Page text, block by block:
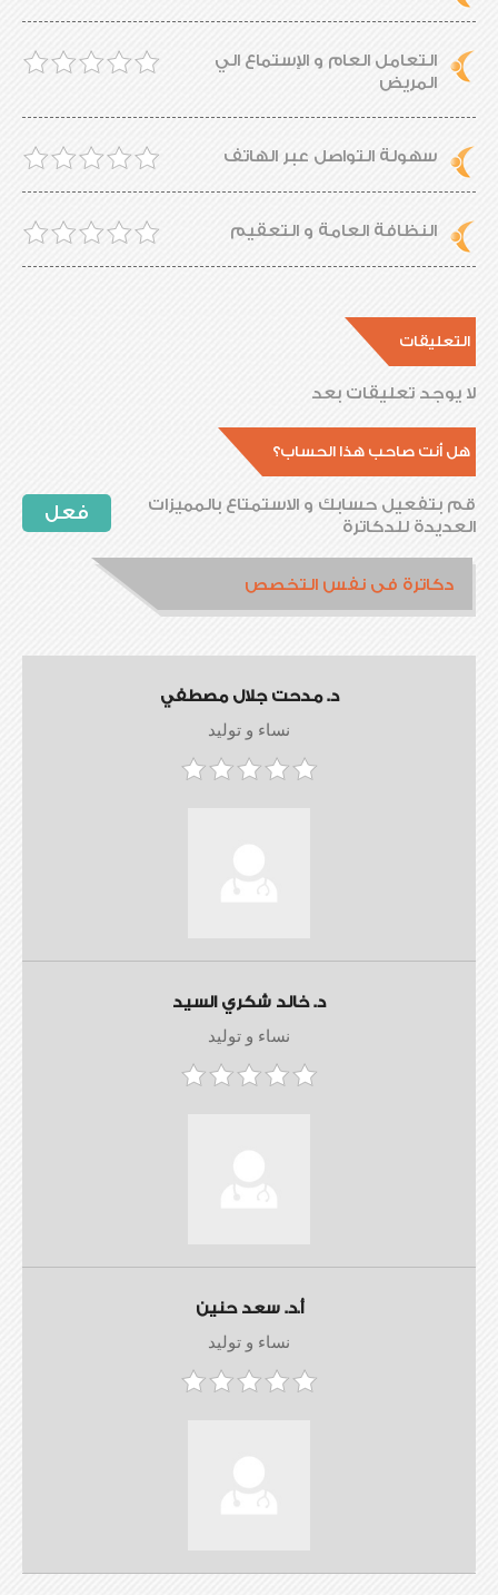
التعامل العام و الإستماع الي
المريض
سهولة التواصل عبر الهاتف
النظافة العامة و التعقيم
التعليقات
لا يوجد تعليقات بعد
هل أنت صاحب هذا الحساب؟
فعل
قم بتفعيل حسابك و الاستمتاع بالمميزات
العديدة للدكاترة
دكاترة فى نفس التخصص
د. مدحت جلال مصطفي
نساء و توليد
د. خالد شكري السيد
نساء و توليد
أ.د. سعد حنين
نساء و توليد